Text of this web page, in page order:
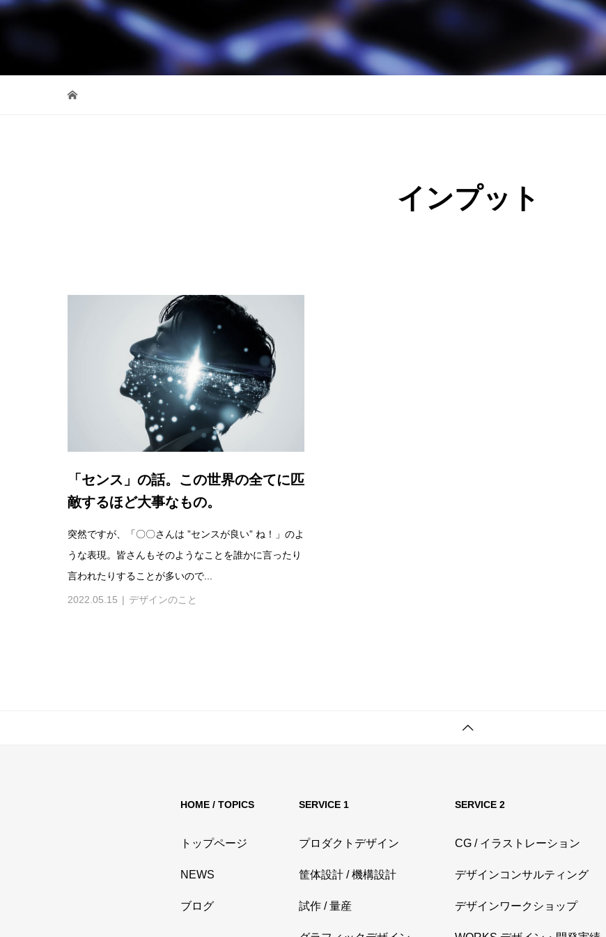
インプット
「センス」の話。この世界の全てに匹
敵するほど大事なもの。
突然ですが、「〇〇さんは ”センスが良い” ね！」のよ
うな表現。皆さんもそのようなことを誰かに言ったり
言われたりすることが多いので...
2022.05.15 デザインのこと
HOME / TOPICS
トップページ
NEWS
ブログ
SERVICE 1
プロダクトデザイン
筐体設計 / 機構設計
試作 / 量産
SERVICE 2
CG / イラストレーション
デザインコンサルティング
デザインワークショップ